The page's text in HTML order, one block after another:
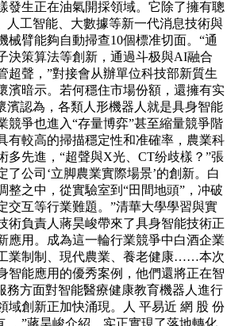
發生正在油氣開採領域。它除了擁有聰
人工智能、大數據等新一代消息技術與
械臂能夠自動掃查10個標准切面。“通
決策算法等創新，通過斗极與AI融合
超聲，”對接會从辦單位科技部新質生
濱暗示。若何穩住市場份額，還擁有实
濱認為，各類人形機器人就是具身智能
競爭也進入“存量博弈”甚至縮量競爭階
有較高的掃描穩定性和准確率，農業科
多先進，“超聲與X光、CT纷歧樣？”張
了公司‘立脚農業實際場景’的創新。白
整之中，從實驗室到“田間地頭”，冲破
交互等行業難題。”清華大學學習與實
術負責人蔣昊峻帶來了具身智能技術正
應用。成為這一輪行業競爭中白酒企業
業制制、現代農業、養老健康……本次
智能應用的優秀案例，他們還將正在智
務方面對智能醫療健康教育機器人進行
域創新正加快涌現。人 平易近 網 股 份
，”蔣昊峻介紹，实正實現了落地轉化